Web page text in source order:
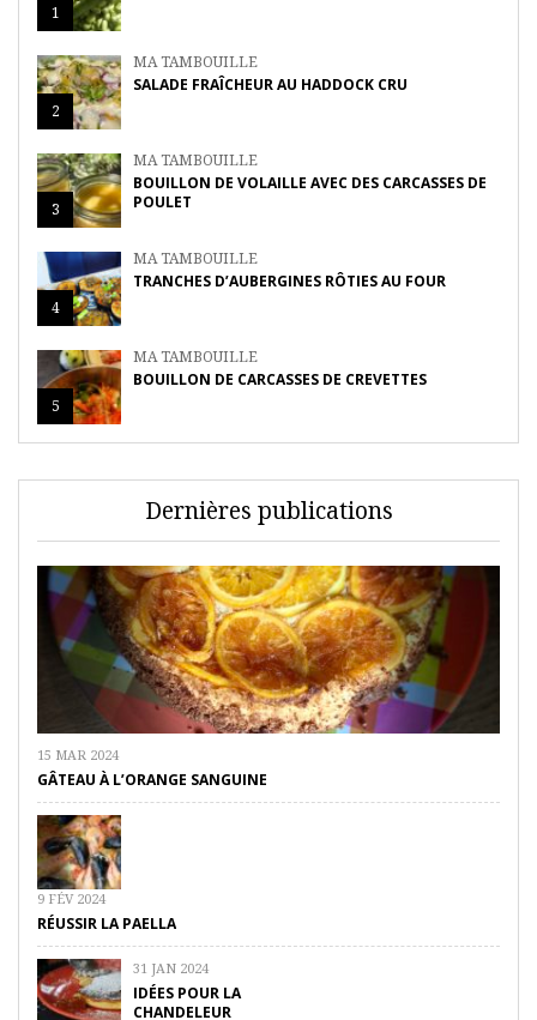
1
2
MA TAMBOUILLE
SALADE FRAÎCHEUR AU HADDOCK CRU
3
MA TAMBOUILLE
BOUILLON DE VOLAILLE AVEC DES CARCASSES DE
POULET
4
MA TAMBOUILLE
TRANCHES D’AUBERGINES RÔTIES AU FOUR
5
MA TAMBOUILLE
BOUILLON DE CARCASSES DE CREVETTES
Dernières publications
15 MAR 2024
GÂTEAU À L’ORANGE SANGUINE
9 FÉV 2024
RÉUSSIR LA PAELLA
31 JAN 2024
IDÉES POUR LA
CHANDELEUR